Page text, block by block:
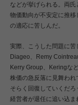
などが挙げられる。両氏
物価動向が不安定に推
の適応に苦しんだ。
実際、こうした問題に苦
Diageo、Remy
Kerry Group、Keringな
株価の急反落に見舞わ
そらく回復していくだ
経営者が退任に追い込